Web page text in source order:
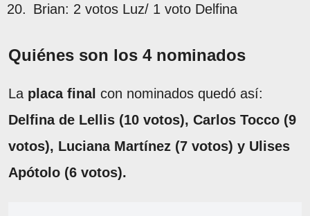
Brian: 2 votos Luz/ 1 voto Delfina
Quiénes son los 4 nominados
La placa final con nominados quedó así:
Delfina de Lellis (10 votos), Carlos Tocco (9
votos), Luciana Martínez (7 votos) y Ulises
Apótolo (6 votos).